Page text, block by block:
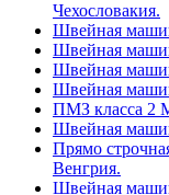
Чехословакия.
Швейная
Швейная
Швейная
Швейная
ПМЗ класса 2
Швейная
Прямо
Венгрия.
Швейная